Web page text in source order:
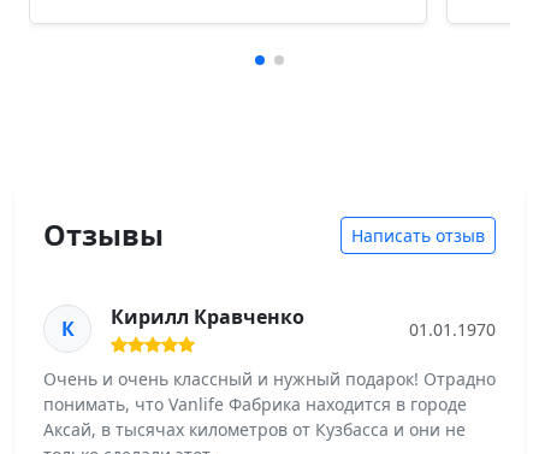
Отзывы Написать отзыв
К Кирилл Кравченко 01.01.1970
Очень и очень классный и нужный подарок! Отрадно
понимать, что Vanlife Фабрика находится в городе
Аксай, в тысячах километров от Кузбасса и они не